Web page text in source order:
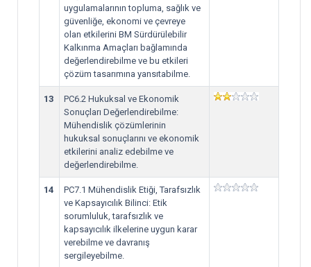
uygulamalarının topluma, sağlık ve
güvenliğe, ekonomi ve çevreye
olan etkilerini BM Sürdürülebilir
Kalkınma Amaçları bağlamında
değerlendirebilme ve bu etkileri
çözüm tasarımına yansıtabilme.
13
PC6.2 Hukuksal ve Ekonomik
Sonuçları Değerlendirebilme:
Mühendislik çözümlerinin
hukuksal sonuçlarını ve ekonomik
etkilerini analiz edebilme ve
değerlendirebilme.
14
PC7.1 Mühendislik Etiği, Tarafsızlık
ve Kapsayıcılık Bilinci: Etik
sorumluluk, tarafsızlık ve
kapsayıcılık ilkelerine uygun karar
verebilme ve davranış
sergileyebilme.